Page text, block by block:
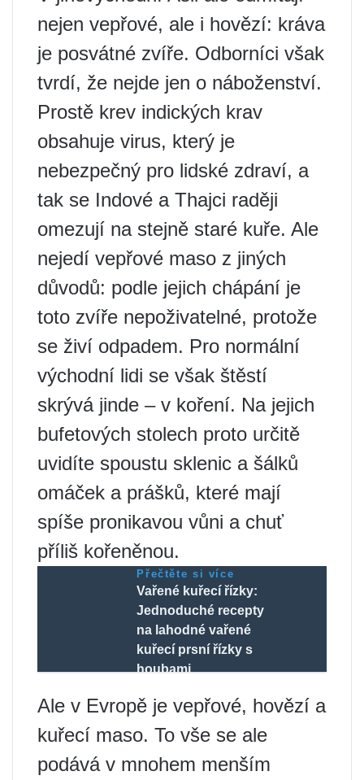
nejen vepřové, ale i hovězí: kráva
je posvátné zvíře. Odborníci však
tvrdí, že nejde jen o náboženství.
Prostě krev indických krav
obsahuje virus, který je
nebezpečný pro lidské zdraví, a
tak se Indové a Thajci raději
omezují na stejně staré kuře. Ale
nejedí vepřové maso z jiných
důvodů: podle jejich chápání je
toto zvíře nepoživatelné, protože
se živí odpadem. Pro normální
východní lidi se však štěstí
skrývá jinde – v koření. Na jejich
bufetových stolech proto určitě
uvidíte spoustu sklenic a šálků
omáček a prášků, které mají
spíše pronikavou vůni a chuť
příliš kořeněnou.
Přečtěte si více
Vařené kuřecí řízky:
Jednoduché recepty
na lahodné vařené
kuřecí prsní řízky s
houbami
Ale v Evropě je vepřové, hovězí a
kuřecí maso. To vše se ale
podává v mnohem menším